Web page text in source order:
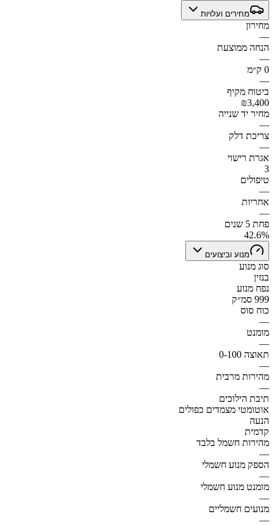
מחירים ועלויות
מחירון
—
הנחה ממוצעת
—
0 ק״מ
—
ביטוח מקיף
₪3,400
מחיר יד שנייה
—
צריכת דלק
—
אגרת רישוי
3
טיפולים
—
אחריות
—
פחת 5 שנים
42.6%
מנוע וביצועים
סוג מנוע
בנזין
נפח מנוע
999 סמ״ק
כוח סוס
—
מומנט
—
תאוצה 0-100
—
מהירות מרבית
—
תיבת הילוכים
אוטומטי מצמדים כפולים
הנעה
קדמית
מהירות חשמל בלבד
—
הספק מנוע חשמלי
—
מומנט מנוע חשמלי
—
מנועים חשמליים
—